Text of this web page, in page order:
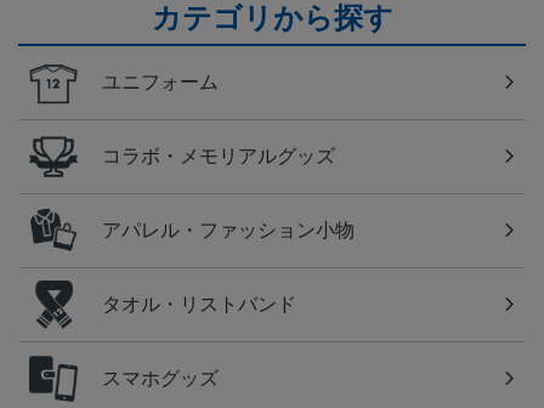
カテゴリから探す
ユニフォーム
コラボ・メモリアルグッズ
アパレル・ファッション小物
タオル・リストバンド
スマホグッズ